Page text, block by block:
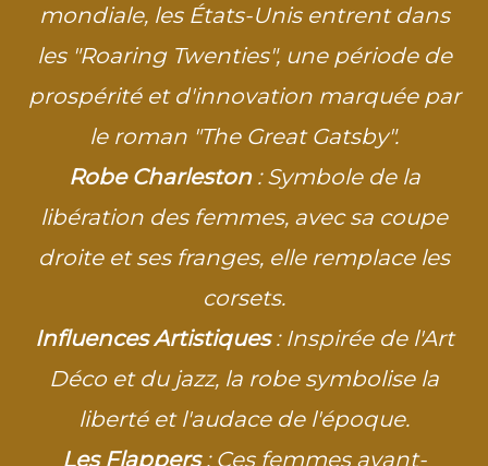
mondiale, les États-Unis entrent dans
les "Roaring Twenties", une période de
prospérité et d'innovation marquée par
le roman "The Great Gatsby".
Robe Charleston: Symbole de la
libération des femmes, avec sa coupe
droite et ses franges, elle remplace les
corsets.
Influences Artistiques: Inspirée de l'Art
Déco et du jazz, la robe symbolise la
liberté et l'audace de l'époque.
Les Flappers: Ces femmes avant-